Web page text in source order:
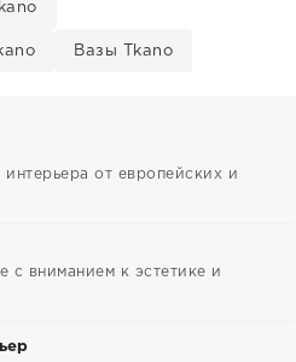
Вазы Tkano
от европейских и
с вниманием к эстетике и